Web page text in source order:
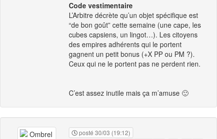
Code vestimentaire
L’Arbitre décrète qu’un objet spécifique est
“de bon goût” cette semaine (une cape, les
cubes capsiens, un lingot…). Les citoyens
des empires adhérents qui le portent
gagnent un petit bonus (+X PP ou PM ?).
Ceux qui ne le portent pas ne perdent rien.
C’est assez inutile mais ça m’amuse 🙂
posté 30/03 (19:12)